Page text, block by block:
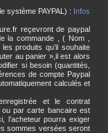
système PAYPAL) : Infos
reçevront de paypal
la commande , ( Nom ,
produits qu’il souhaite
au panier »,il est alors
si besoin (quantités,
de compte Paypal
calculés et
et le contrat
ou par carte bancaire est
l’acheteur pourra exiger
sommes versées seront